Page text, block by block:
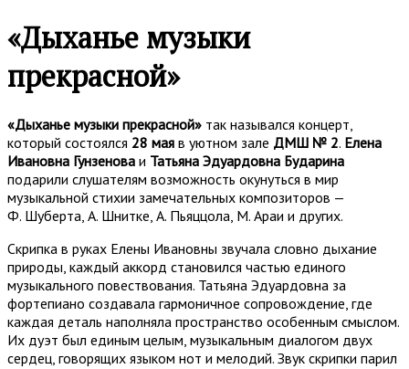
«Дыханье музыки
прекрасной»
«Дыханье музыки прекрасной» так назывался концерт,
который состоялся 28 мая в уютном зале ДМШ № 2. Елена
Ивановна Гунзенова и Татьяна Эдуардовна Бударина
подарили слушателям возможность окунуться в мир
музыкальной стихии замечательных композиторов —
Ф. Шуберта, А. Шнитке, А. Пьяццола, М. Араи и других.
Скрипка в руках Елены Ивановны звучала словно дыхание
природы, каждый аккорд становился частью единого
музыкального повествования. Татьяна Эдуардовна за
фортепиано создавала гармоничное сопровождение, где
каждая деталь наполняла пространство особенным смыслом.
Их дуэт был единым целым, музыкальным диалогом двух
сердец, говорящих языком нот и мелодий. Звук скрипки парил